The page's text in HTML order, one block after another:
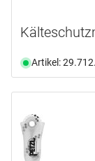
Artikel: